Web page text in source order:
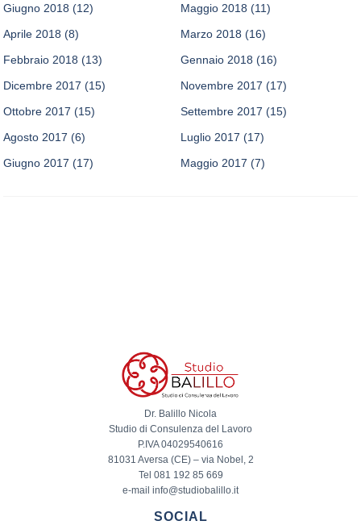
Giugno 2018 (12) Maggio 2018 (11)
Aprile 2018 (8) Marzo 2018 (16)
Febbraio 2018 (13) Gennaio 2018 (16)
Dicembre 2017 (15) Novembre 2017 (17)
Ottobre 2017 (15) Settembre 2017 (15)
Agosto 2017 (6) Luglio 2017 (17)
Giugno 2017 (17) Maggio 2017 (7)
Dr. Balillo Nicola
Studio di Consulenza del Lavoro
P.IVA 04029540616
81031 Aversa (CE) – via Nobel, 2
Tel 081 192 85 669
e-mail info@studiobalillo.it
SOCIAL